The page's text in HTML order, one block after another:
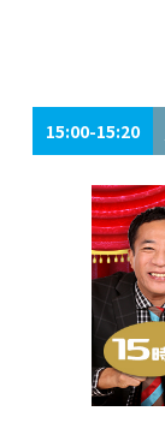
15:00-15:20